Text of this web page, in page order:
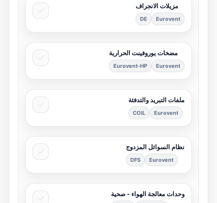
مزيلات الانجراف
Eurovent
DE
مضخات يوروفينت الحرارية
Eurovent
Eurovent-HP
ملفات التبريد والتدفئة
Eurovent
COIL
نظام السوائل المزدوج
Eurovent
DFS
وحدات معالجة الهواء - صحية